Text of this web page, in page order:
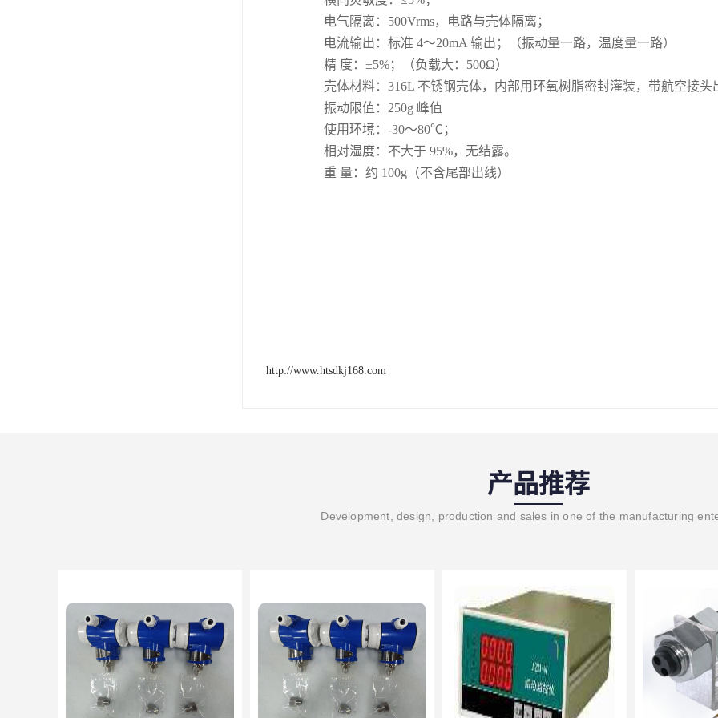
电气隔离：500Vrms，电路与壳体隔离；
电流输出：标准 4～20mA 输出；（振动量一路，温度量一路）
精 度：±5%；（负载大：500Ω）
壳体材料：316L 不锈钢壳体，内部用环氧树脂密封灌装，带航空接头
振动限值：250g 峰值
使用环境：-30～80℃；
相对湿度：不大于 95%，无结露。
重 量：约 100g（不含尾部出线）
http://www.htsdkj168.com
产品推荐
Development, design, production and sales in one of the manufacturing